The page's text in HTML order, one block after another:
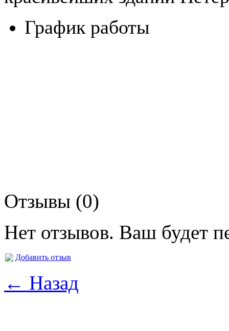
График работы
Отзывы (0)
Нет отзывов. Ваш будет
Добавить отзыв
← Назад